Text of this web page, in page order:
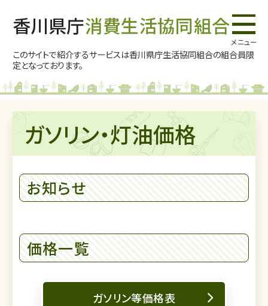
香川県庁消費生活協同組合
このサイトで紹介するサービスは香川県庁生活協同組合の組合員限
定となっております。
ガソリン・灯油価格
お知らせ
価格一覧
ガソリン等価格表